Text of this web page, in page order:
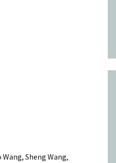
Sheng Wang,